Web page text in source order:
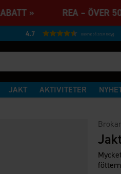
» REA –
4.7 Baserat på 27231 betyg
JAKT AKTIVITETER